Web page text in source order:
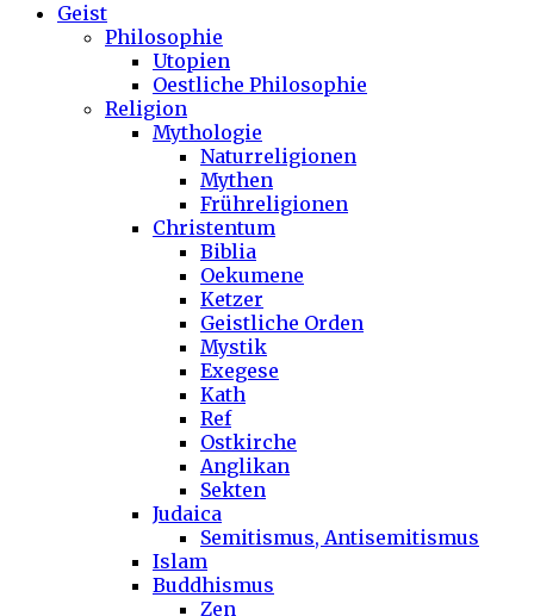
Geist
Philosophie
Utopien
Oestliche Philosophie
Religion
Mythologie
Naturreligionen
Mythen
Frühreligionen
Christentum
Biblia
Oekumene
Ketzer
Geistliche Orden
Mystik
Exegese
Kath
Ref
Ostkirche
Anglikan
Sekten
Judaica
Semitismus, Antisemitismus
Islam
Buddhismus
Zen